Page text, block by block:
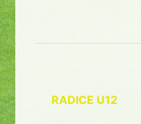
RADICE U12